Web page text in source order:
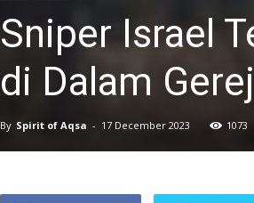
Sniper Israel
di Dalam
By Spirit of Aqsa - 17 December 2023 1073